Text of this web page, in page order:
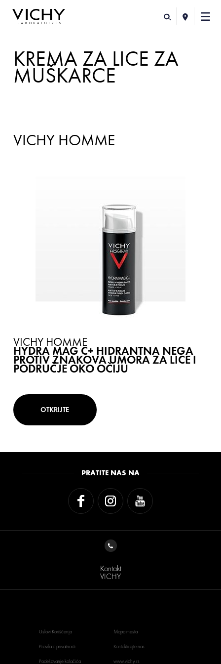
KREMA ZA LICE ZA
MUŠKARCE
VICHY HOMME
VICHY HOMME
HYDRA MAG C+ HIDRANTNA NEGA
PROTIV ZNAKOVA UMORA ZA LICE I
PODRUČJE OKO OČIJU
OTKRIJTE
PRATITE NAS NA
Kontakt
VICHY
Uslovi Korišćenja
Pravila o privatnosti
Podešavanje kolačića
Mapa mesta
Kontaktirajte nas
www.vichy.rs